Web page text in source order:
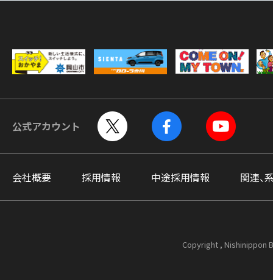
公式アカウント
会社概要 採用情報 中途採用情報 関連、
Copyright , Nishinippon